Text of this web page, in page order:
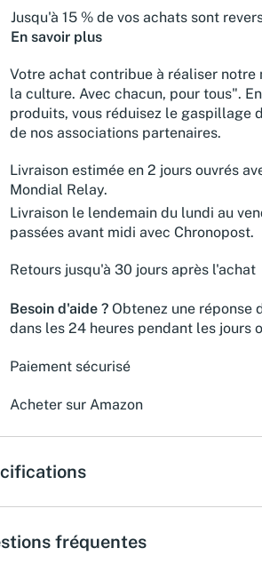
Jusqu'à 15 % de vos achats sont
En savoir plus
Votre achat contribue à réaliser
la culture. Avec chacun, pour tous".
produits, vous réduisez le gaspillage
de nos associations partenaires.
Livraison estimée en 2 jours ouvrés
Mondial Relay.
Livraison le lendemain du lundi au
passées avant midi avec Chronopost.
Retours jusqu'à 30 jours après l'achat
Besoin d'aide ? Obtenez une réponse
dans les 24 heures pendant les jours
Paiement sécurisé
Acheter sur Amazon
fréquentes